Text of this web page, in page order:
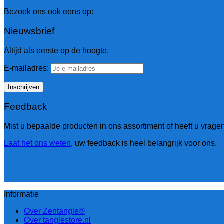
Bezoek ons ook eens op:
Nieuwsbrief
Altijd als eerste op de hoogte.
E-mailadres:
Feedback
Mist u bepaalde producten in ons assortiment of heeft u
Laat het ons weten, uw feedback is heel belangrijk voor ons.
Informatie
Over Zentangle®
Over tanglestore.nl